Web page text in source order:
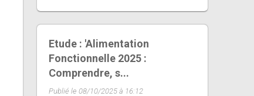
Etude : 'Alimentation
Fonctionnelle 2025 :
Comprendre, s...
Publié le 08/10/2025 à 16:12